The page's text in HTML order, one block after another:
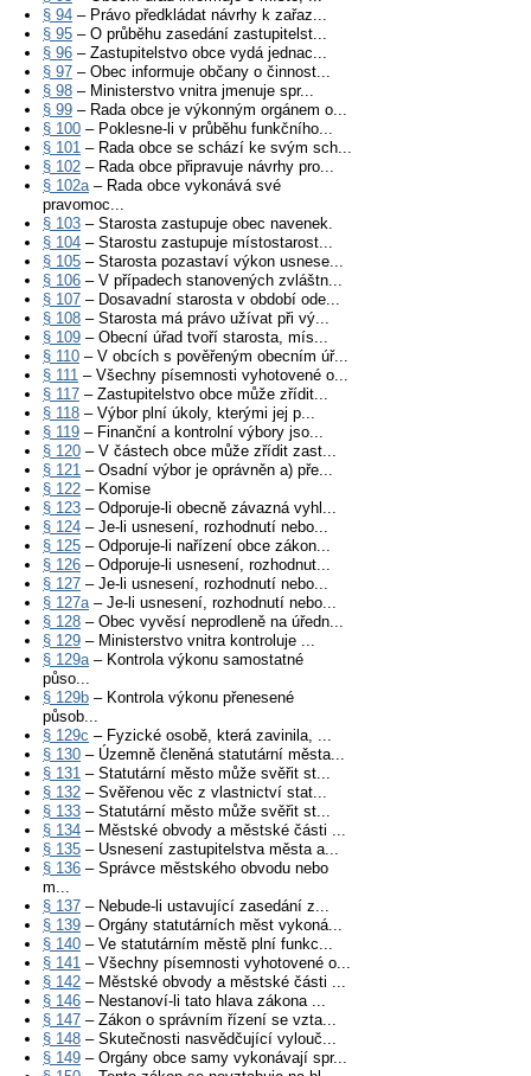
§ 94 – Právo předkládat návrhy k zařaz...
§ 95 – O průběhu zasedání zastupitelst...
§ 96 – Zastupitelstvo obce vydá jednac...
§ 97 – Obec informuje občany o činnost...
§ 98 – Ministerstvo vnitra jmenuje spr...
§ 99 – Rada obce je výkonným orgánem o...
§ 100 – Poklesne-li v průběhu funkčního...
§ 101 – Rada obce se schází ke svým sch...
§ 102 – Rada obce připravuje návrhy pro...
§ 102a– Rada obce vykonává své
pravomoc...
§ 103 – Starosta zastupuje obec navenek.
§ 104 – Starostu zastupuje místostarost...
§ 105 – Starosta pozastaví výkon usnese...
§ 106 – V případech stanovených zvláštn...
§ 107 – Dosavadní starosta v období ode...
§ 108 – Starosta má právo užívat při vý...
§ 109 – Obecní úřad tvoří starosta, mís...
§ 110 – V obcích s pověřeným obecním úř...
§ 111 – Všechny písemnosti vyhotovené o...
§ 117 – Zastupitelstvo obce může zřídit...
§ 118 – Výbor plní úkoly, kterými jej p...
§ 119 – Finanční a kontrolní výbory jso...
§ 120 – V částech obce může zřídit zast...
§ 121 – Osadní výbor je oprávněn a) pře...
§ 122 – Komise
§ 123 – Odporuje-li obecně závazná vyhl...
§ 124 – Je-li usnesení, rozhodnutí nebo...
§ 125 – Odporuje-li nařízení obce zákon...
§ 126 – Odporuje-li usnesení, rozhodnut...
§ 127 – Je-li usnesení, rozhodnutí nebo...
§ 127a– Je-li usnesení, rozhodnutí nebo...
§ 128 – Obec vyvěsí neprodleně na úředn...
§ 129 – Ministerstvo vnitra kontroluje ...
§ 129a– Kontrola výkonu samostatné
půso...
§ 129b – Kontrola výkonu přenesené
působ...
§ 129c – Fyzické osobě, která zavinila, ...
§ 130 – Územně členěná statutární města...
§ 131 – Statutární město může svěřit st...
§ 132 – Svěřenou věc z vlastnictví stat...
§ 133 – Statutární město může svěřit st...
§ 134 – Městské obvody a městské části ...
§ 135 – Usnesení zastupitelstva města a...
§ 136 – Správce městského obvodu nebo
m...
§ 137 – Nebude-li ustavující zasedání z...
§ 139 – Orgány statutárních měst vykoná...
§ 140 – Ve statutárním městě plní funkc...
§ 141 – Všechny písemnosti vyhotovené o...
§ 142 – Městské obvody a městské části ...
§ 146 – Nestanoví-li tato hlava zákona ...
§ 147 – Zákon o správním řízení se vzta...
§ 148 – Skutečnosti nasvědčující vylouč...
§ 149 – Orgány obce samy vykonávají spr...